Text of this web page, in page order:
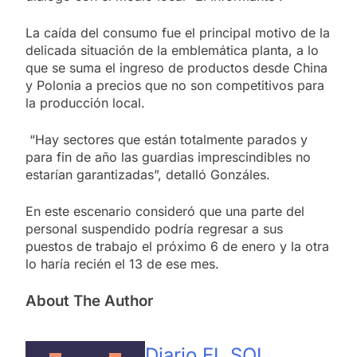
La caída del consumo fue el principal motivo de la
delicada situación de la emblemática planta, a lo
que se suma el ingreso de productos desde China
y Polonia a precios que no son competitivos para
la producción local.
“Hay sectores que están totalmente parados y
para fin de año las guardias imprescindibles no
estarían garantizadas”, detalló Gonzáles.
En este escenario consideró que una parte del
personal suspendido podría regresar a sus
puestos de trabajo el próximo 6 de enero y la otra
lo haría recién el 13 de ese mes.
About The Author